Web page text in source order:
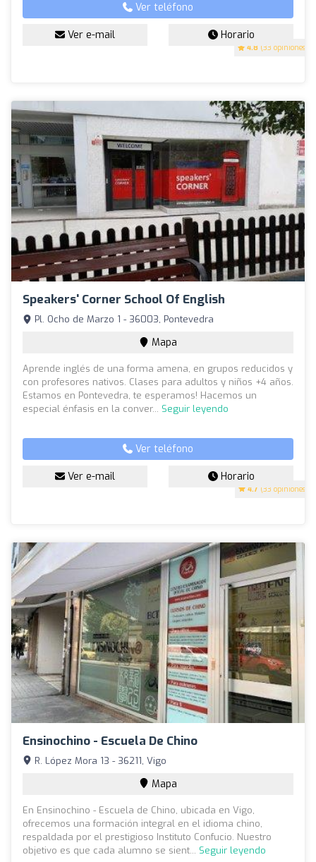
4.8 (33 opiniones)
Ver teléfono
Ver e-mail Horario
Speakers' Corner School Of English
4.7 (33 opiniones)
Pl. Ocho de Marzo 1 - 36003, Pontevedra
Mapa
Aprende inglés de una forma amena, en grupos reducidos y
con profesores nativos. Clases para adultos y niños +4 años.
Estamos en Pontevedra, te esperamos! Hacemos un
especial énfasis en la conver... Seguir leyendo
Ver teléfono
Ver e-mail Horario
Ensinochino - Escuela De Chino
R. López Mora 13 - 36211, Vigo
Mapa
En Ensinochino - Escuela de Chino, ubicada en Vigo,
ofrecemos una formación integral en el idioma chino,
respaldada por el prestigioso Instituto Confucio. Nuestro
objetivo es que cada alumno se sient... Seguir leyendo